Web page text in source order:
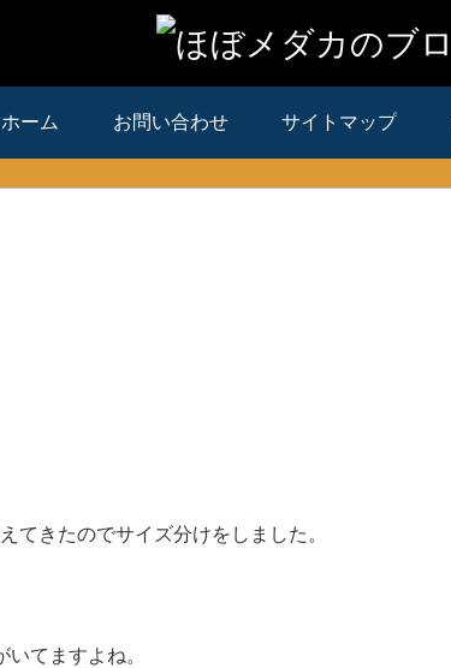
ホーム お問い合わせ サイトマップ
てきたのでサイズ分けをしました。
てますよね。